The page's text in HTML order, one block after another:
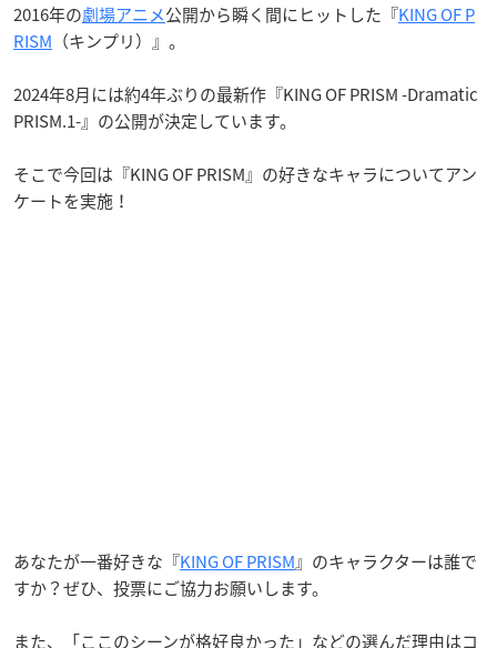
2016年の劇場アニメ公開から瞬く間にヒットした『KING OF P
RISM （キンプリ）』。
2024年8月には約4年ぶりの最新作『KING OF PRISM -Dramatic
PRISM.1-』の公開が決定しています。
そこで今回は『KING OF PRISM』の好きなキャラについてアン
ケートを実施！
あなたが一番好きな『KING OF PRISM』のキャラクターは誰で
すか？ぜひ、投票にご協力お願いします。
また、「ここのシーンが格好良かった」などの選んだ理由はコ